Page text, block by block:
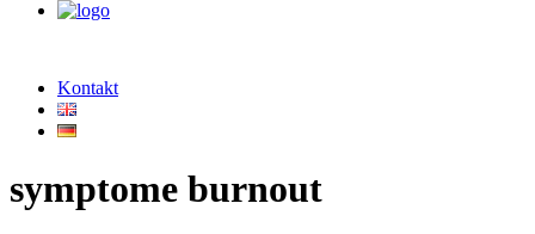
Kontakt
symptome burnout